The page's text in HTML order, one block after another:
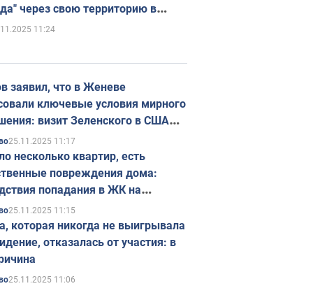
через свою территорию в
11:24
заявил, что в Женеве
ключевые условия мирного
визит Зеленского в США
в ноябре
25.11.2025 11:17
несколько квартир, есть
повреждения дома:
попадания в ЖК на
в Киеве. Фото
25.11.2025 11:15
которая никогда не выигрывала
отказалась от участия: в
25.11.2025 11:06